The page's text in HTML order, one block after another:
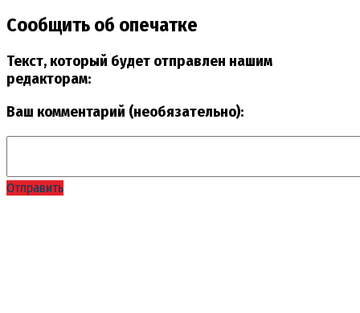
Сообщить об опечатке
Текст, который будет отправлен нашим
редакторам:
Ваш комментарий (необязательно):
Отправить